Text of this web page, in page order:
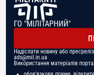
ГО "МІЛІТАРНИЙ"
Надіслати новину або
ads@mil.in.ua
Використання матеріалів